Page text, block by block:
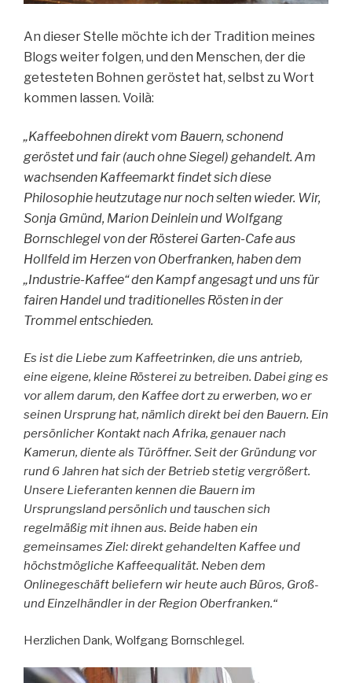
An dieser Stelle möchte ich der Tradition meines
Blogs weiter folgen, und den Menschen, der die
getesteten Bohnen geröstet hat, selbst zu Wort
kommen lassen. Voilà:
„Kaffeebohnen direkt vom Bauern, schonend
geröstet und fair (auch ohne Siegel) gehandelt. Am
wachsenden Kaffeemarkt findet sich diese
Philosophie heutzutage nur noch selten wieder. Wir,
Sonja Gmünd, Marion Deinlein und Wolfgang
Bornschlegel von der Rösterei Garten-Cafe aus
Hollfeld im Herzen von Oberfranken, haben dem
„Industrie-Kaffee“ den Kampf angesagt und uns für
fairen Handel und traditionelles Rösten in der
Trommel entschieden.
Es ist die Liebe zum Kaffeetrinken, die uns antrieb,
eine eigene, kleine Rösterei zu betreiben. Dabei ging es
vor allem darum, den Kaffee dort zu erwerben, wo er
seinen Ursprung hat, nämlich direkt bei den Bauern. Ein
persönlicher Kontakt nach Afrika, genauer nach
Kamerun, diente als Türöffner. Seit der Gründung vor
rund 6 Jahren hat sich der Betrieb stetig vergrößert.
Unsere Lieferanten kennen die Bauern im
Ursprungsland persönlich und tauschen sich
regelmäßig mit ihnen aus. Beide haben ein
gemeinsames Ziel: direkt gehandelten Kaffee und
höchstmögliche Kaffeequalität. Neben dem
Onlinegeschäft beliefern wir heute auch Büros, Groß-
und Einzelhändler in der Region Oberfranken.“
Herzlichen Dank, Wolfgang Bornschlegel.